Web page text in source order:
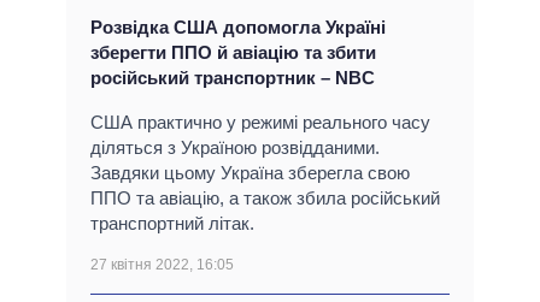
Розвідка США допомогла Україні
зберегти ППО й авіацію та збити
російський транспортник – NBC
США практично у режимі реального часу
діляться з Україною розвідданими.
Завдяки цьому Україна зберегла свою
ППО та авіацію, а також збила російський
транспортний літак.
27 квітня 2022, 16:05